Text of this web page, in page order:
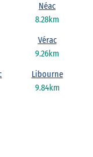
8.28km
Néac
9.26km
Vérac
9.84km
Libourne